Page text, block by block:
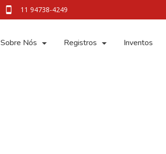
11 94738-4249
Sobre Nós Registros Inventos